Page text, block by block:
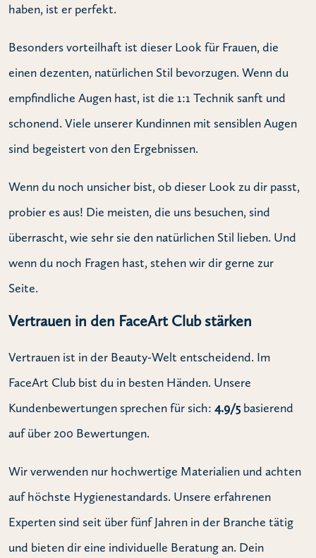
haben, ist er perfekt.
Besonders vorteilhaft ist dieser Look für Frauen, die
einen dezenten, natürlichen Stil bevorzugen. Wenn du
empfindliche Augen hast, ist die 1:1 Technik sanft und
schonend. Viele unserer Kundinnen mit sensiblen Augen
sind begeistert von den Ergebnissen.
Wenn du noch unsicher bist, ob dieser Look zu dir passt,
probier es aus! Die meisten, die uns besuchen, sind
überrascht, wie sehr sie den natürlichen Stil lieben. Und
wenn du noch Fragen hast, stehen wir dir gerne zur
Seite.
Vertrauen in den FaceArt Club stärken
Vertrauen ist in der Beauty-Welt entscheidend. Im
FaceArt Club bist du in besten Händen. Unsere
Kundenbewertungen sprechen für sich: 4.9/5 basierend
auf über 200 Bewertungen.
Wir verwenden nur hochwertige Materialien und achten
auf höchste Hygienestandards. Unsere erfahrenen
Experten sind seit über fünf Jahren in der Branche tätig
und bieten dir eine individuelle Beratung an. Dein